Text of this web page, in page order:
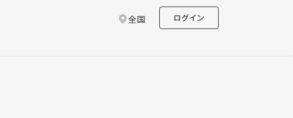
全国 ログイン